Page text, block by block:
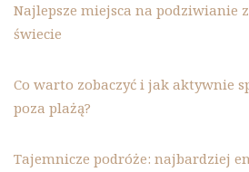
Najlepsze miejsca na podziwianie
świecie
Co warto zobaczyć i jak aktywnie
poza plażą?
Tajemnicze podróże: najbardziej